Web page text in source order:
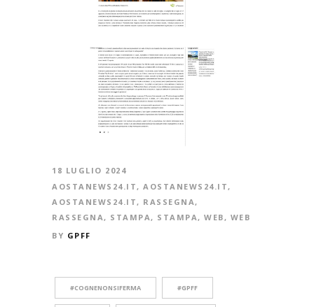
18 LUGLIO 2024
AOSTANEWS24.IT , AOSTANEWS24.IT ,
AOSTANEWS24.IT , RASSEGNA ,
RASSEGNA , STAMPA , STAMPA , WEB , WEB
BY GPFF
#COGNENONSIFERMA #GPFF